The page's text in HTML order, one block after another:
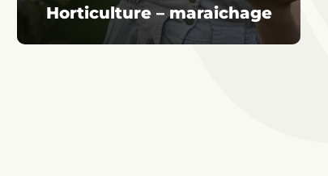
Horticulture – maraichage
Conseil